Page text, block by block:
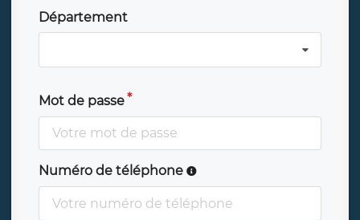
Département
Mot de passe
Numéro de téléphone